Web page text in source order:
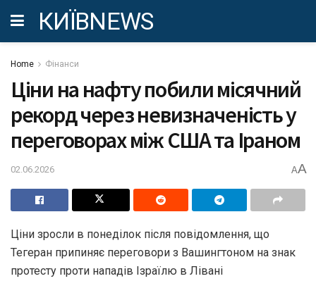
КИЇВNEWS
Home Фінанси
Ціни на нафту побили місячний
рекорд через невизначеність у
переговорах між США та Іраном
02.06.2026 AA
Ціни зросли в понеділок після повідомлення, що
Тегеран припиняє переговори з Вашингтоном на знак
протесту проти нападів Ізраїлю в Лівані